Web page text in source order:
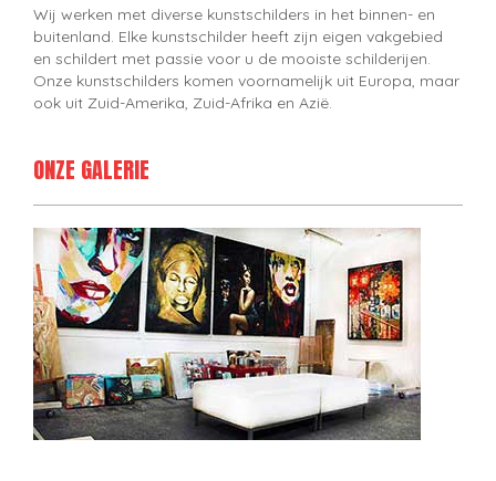
Wij werken met diverse kunstschilders in het binnen- en
buitenland. Elke kunstschilder heeft zijn eigen vakgebied
en schildert met passie voor u de mooiste schilderijen.
Onze kunstschilders komen voornamelijk uit Europa, maar
ook uit Zuid-Amerika, Zuid-Afrika en Azië.
ONZE GALERIE